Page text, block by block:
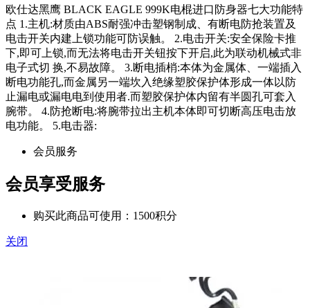
欧仕达黑鹰 BLACK EAGLE 999K电棍进口防身器七大功能特
点 1.主机:材质由ABS耐强冲击塑钢制成、有断电防抢装置及
电击开关内建上锁功能可防误触。 2.电击开关:安全保险卡推
下,即可上锁,而无法将电击开关钮按下开启,此为联动机械式非
电子式切 换,不易故障。 3.断电插梢:本体为金属体、一端插入
断电功能孔,而金属另一端坎入绝缘塑胶保护体形成一体以防
止漏电或漏电电到使用者.而塑胶保护体内留有半圆孔可套入
腕带。 4.防抢断电:将腕带拉出主机本体即可切断高压电击放
电功能。 5.电击器:
会员服务
会员享受服务
购买此商品可使用：1500积分
关闭